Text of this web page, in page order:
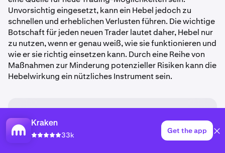
Kraken
33k Get the app
Unvorsichtig eingesetzt, kann ein Hebel jedoch zu
schnellen und erheblichen Verlusten führen. Die wichtige
Botschaft für jeden neuen Trader lautet daher, Hebel nur
zu nutzen, wenn er genau weiß, wie sie funktionieren und
wie er sie richtig einsetzen kann. Durch eine Reihe von
Maßnahmen zur Minderung potenzieller Risiken kann die
Hebelwirkung ein nützliches Instrument sein.
Haftungsausschluss
Diese Unterlagen dienen nur zu allgemeinen
Informationszwecken und stellen keine Anlageberatung
oder Empfehlung oder Aufforderung zum Kauf oder